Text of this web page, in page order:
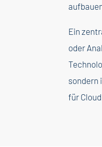
Ein
oder
sondern
für